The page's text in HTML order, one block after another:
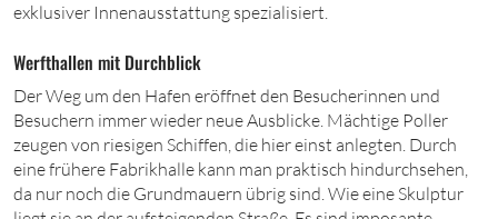
exklusiver Innenausstattung spezialisiert.
Werfthallen mit Durchblick
Der Weg um den Hafen eröffnet den Besucherinnen und
Besuchern immer wieder neue Ausblicke. Mächtige Poller
zeugen von riesigen Schiffen, die hier einst anlegten. Durch
eine frühere Fabrikhalle kann man praktisch hindurchsehen,
da nur noch die Grundmauern übrig sind. Wie eine Skulptur